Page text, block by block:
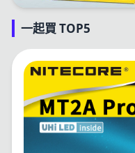
一起買 TOP5